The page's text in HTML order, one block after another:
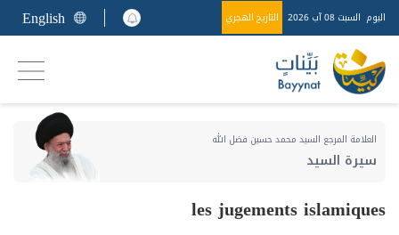
اليوم السبت 08 آب 2026 التاريخ الهجري English
العلامة المرجع السيد محمد حسين فضل الله
سيرة السيد
les jugements islamiques